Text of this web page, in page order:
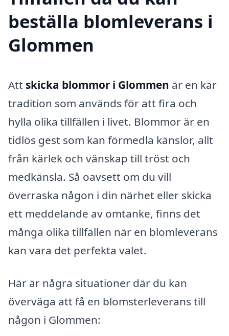
beställa blomleverans i
Glommen
Att skicka blommor i Glommen är en kär
tradition som används för att fira och
hylla olika tillfällen i livet. Blommor är en
tidlös gest som kan förmedla känslor, allt
från kärlek och vänskap till tröst och
medkänsla. Så oavsett om du vill
överraska någon i din närhet eller skicka
ett meddelande av omtanke, finns det
många olika tillfällen när en blomleverans
kan vara det perfekta valet.
Här är några situationer där du kan
överväga att få en blomsterleverans till
någon i Glommen: